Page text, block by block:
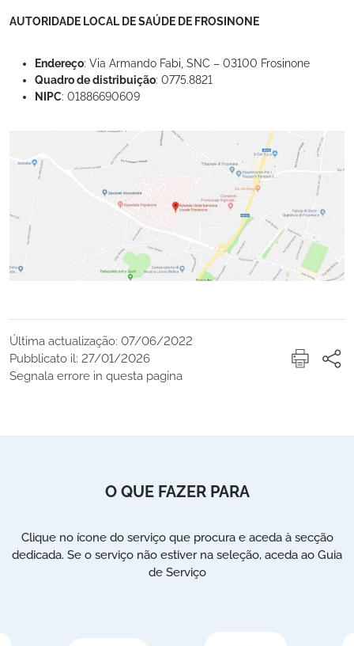
AUTORIDADE LOCAL DE SAÚDE DE FROSINONE
Endereço: Via Armando Fabi, SNC – 03100 Frosinone
Quadro de distribuição: 0775.8821
NIPC: 01886690609
Última actualização: 07/06/2022
Pubblicato il: 27/01/2026
Segnala errore in questa pagina
O QUE FAZER PARA
Clique no ícone do serviço que procura e aceda à secção
dedicada. Se o serviço não estiver na seleção, aceda ao Guia
de Serviço